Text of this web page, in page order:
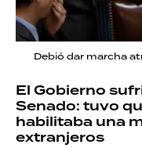
Debió dar marcha
El Gobierno
Senado: tuvo
habilitaba una
extranjeros